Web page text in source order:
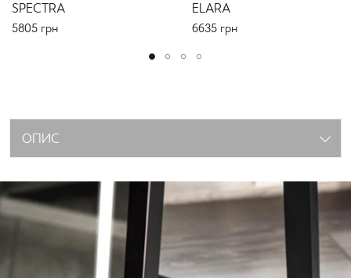
SPECTRA
5805 грн
ELARA
6635 грн
ОПИС